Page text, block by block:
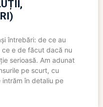
întrebări: de ce au
e de făcut dacă nu
serioasă. Am adunat
pe scurt, cu
în detaliu pe